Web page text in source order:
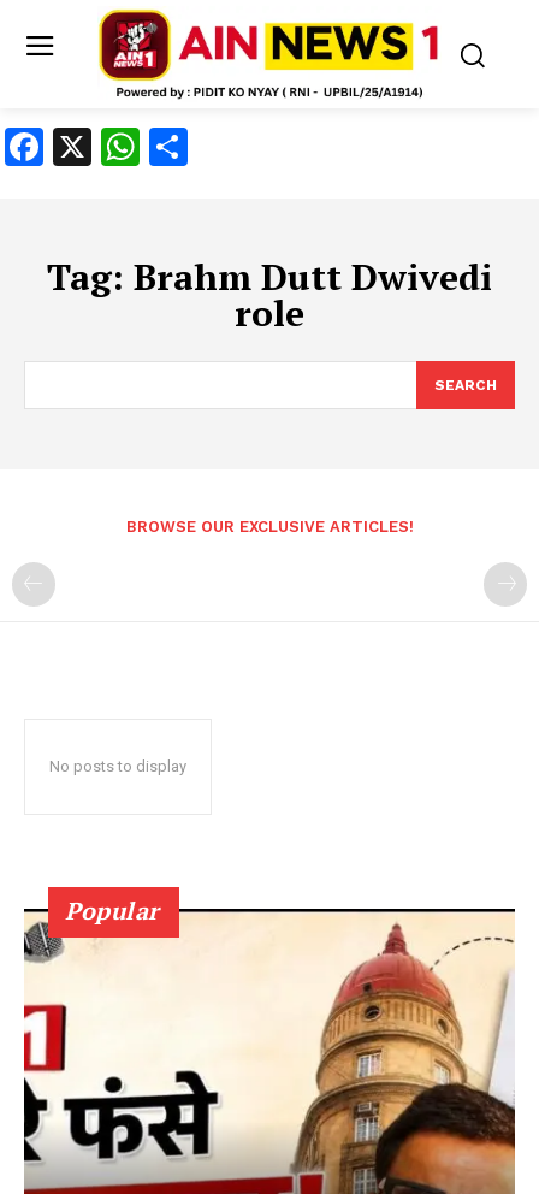
Facebook
X WhatsApp
Tag: Brahm Dutt Dwivedi
role
SEARCH
BROWSE OUR EXCLUSIVE ARTICLES!
No posts to display
Popular